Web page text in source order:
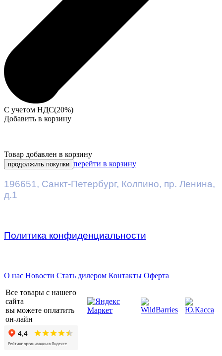
С учетом НДС(20%)
Добавить в корзину
Товар добавлен в корзину
продолжить покупки перейти в корзину
196651, Санкт-Петербург, Колпино, пр. Ленина,
д.1
Политика конфиденциальности
О нас Новости Стать дилером Контакты Оферта
Все товары с нашего
сайта
вы можете оплатить
он-лайн